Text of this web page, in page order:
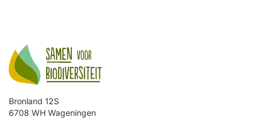
Bronland 12S
6708 WH Wageningen